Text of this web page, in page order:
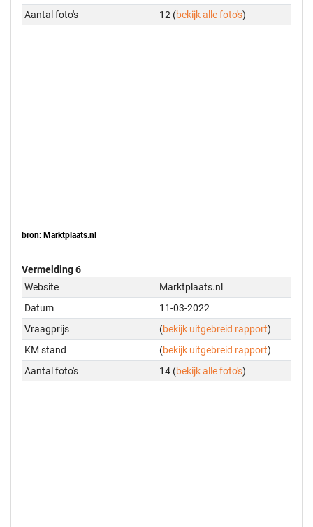
Aantal foto's
12 (bekijk alle foto's)
bron: Marktplaats.nl
Vermelding 6
Website
Marktplaats.nl
Datum
11-03-2022
Vraagprijs
(bekijk uitgebreid rapport)
KM stand
(bekijk uitgebreid rapport)
Aantal foto's
14 (bekijk alle foto's)